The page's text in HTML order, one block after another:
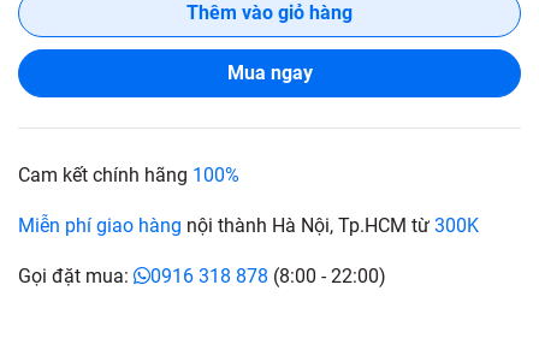
Thêm vào giỏ hàng
Mua ngay
Cam kết chính hãng 100%
Miễn phí giao hàng nội thành Hà Nội, Tp.HCM từ 300K
Gọi đặt mua: 0916 318 878 (8:00 - 22:00)